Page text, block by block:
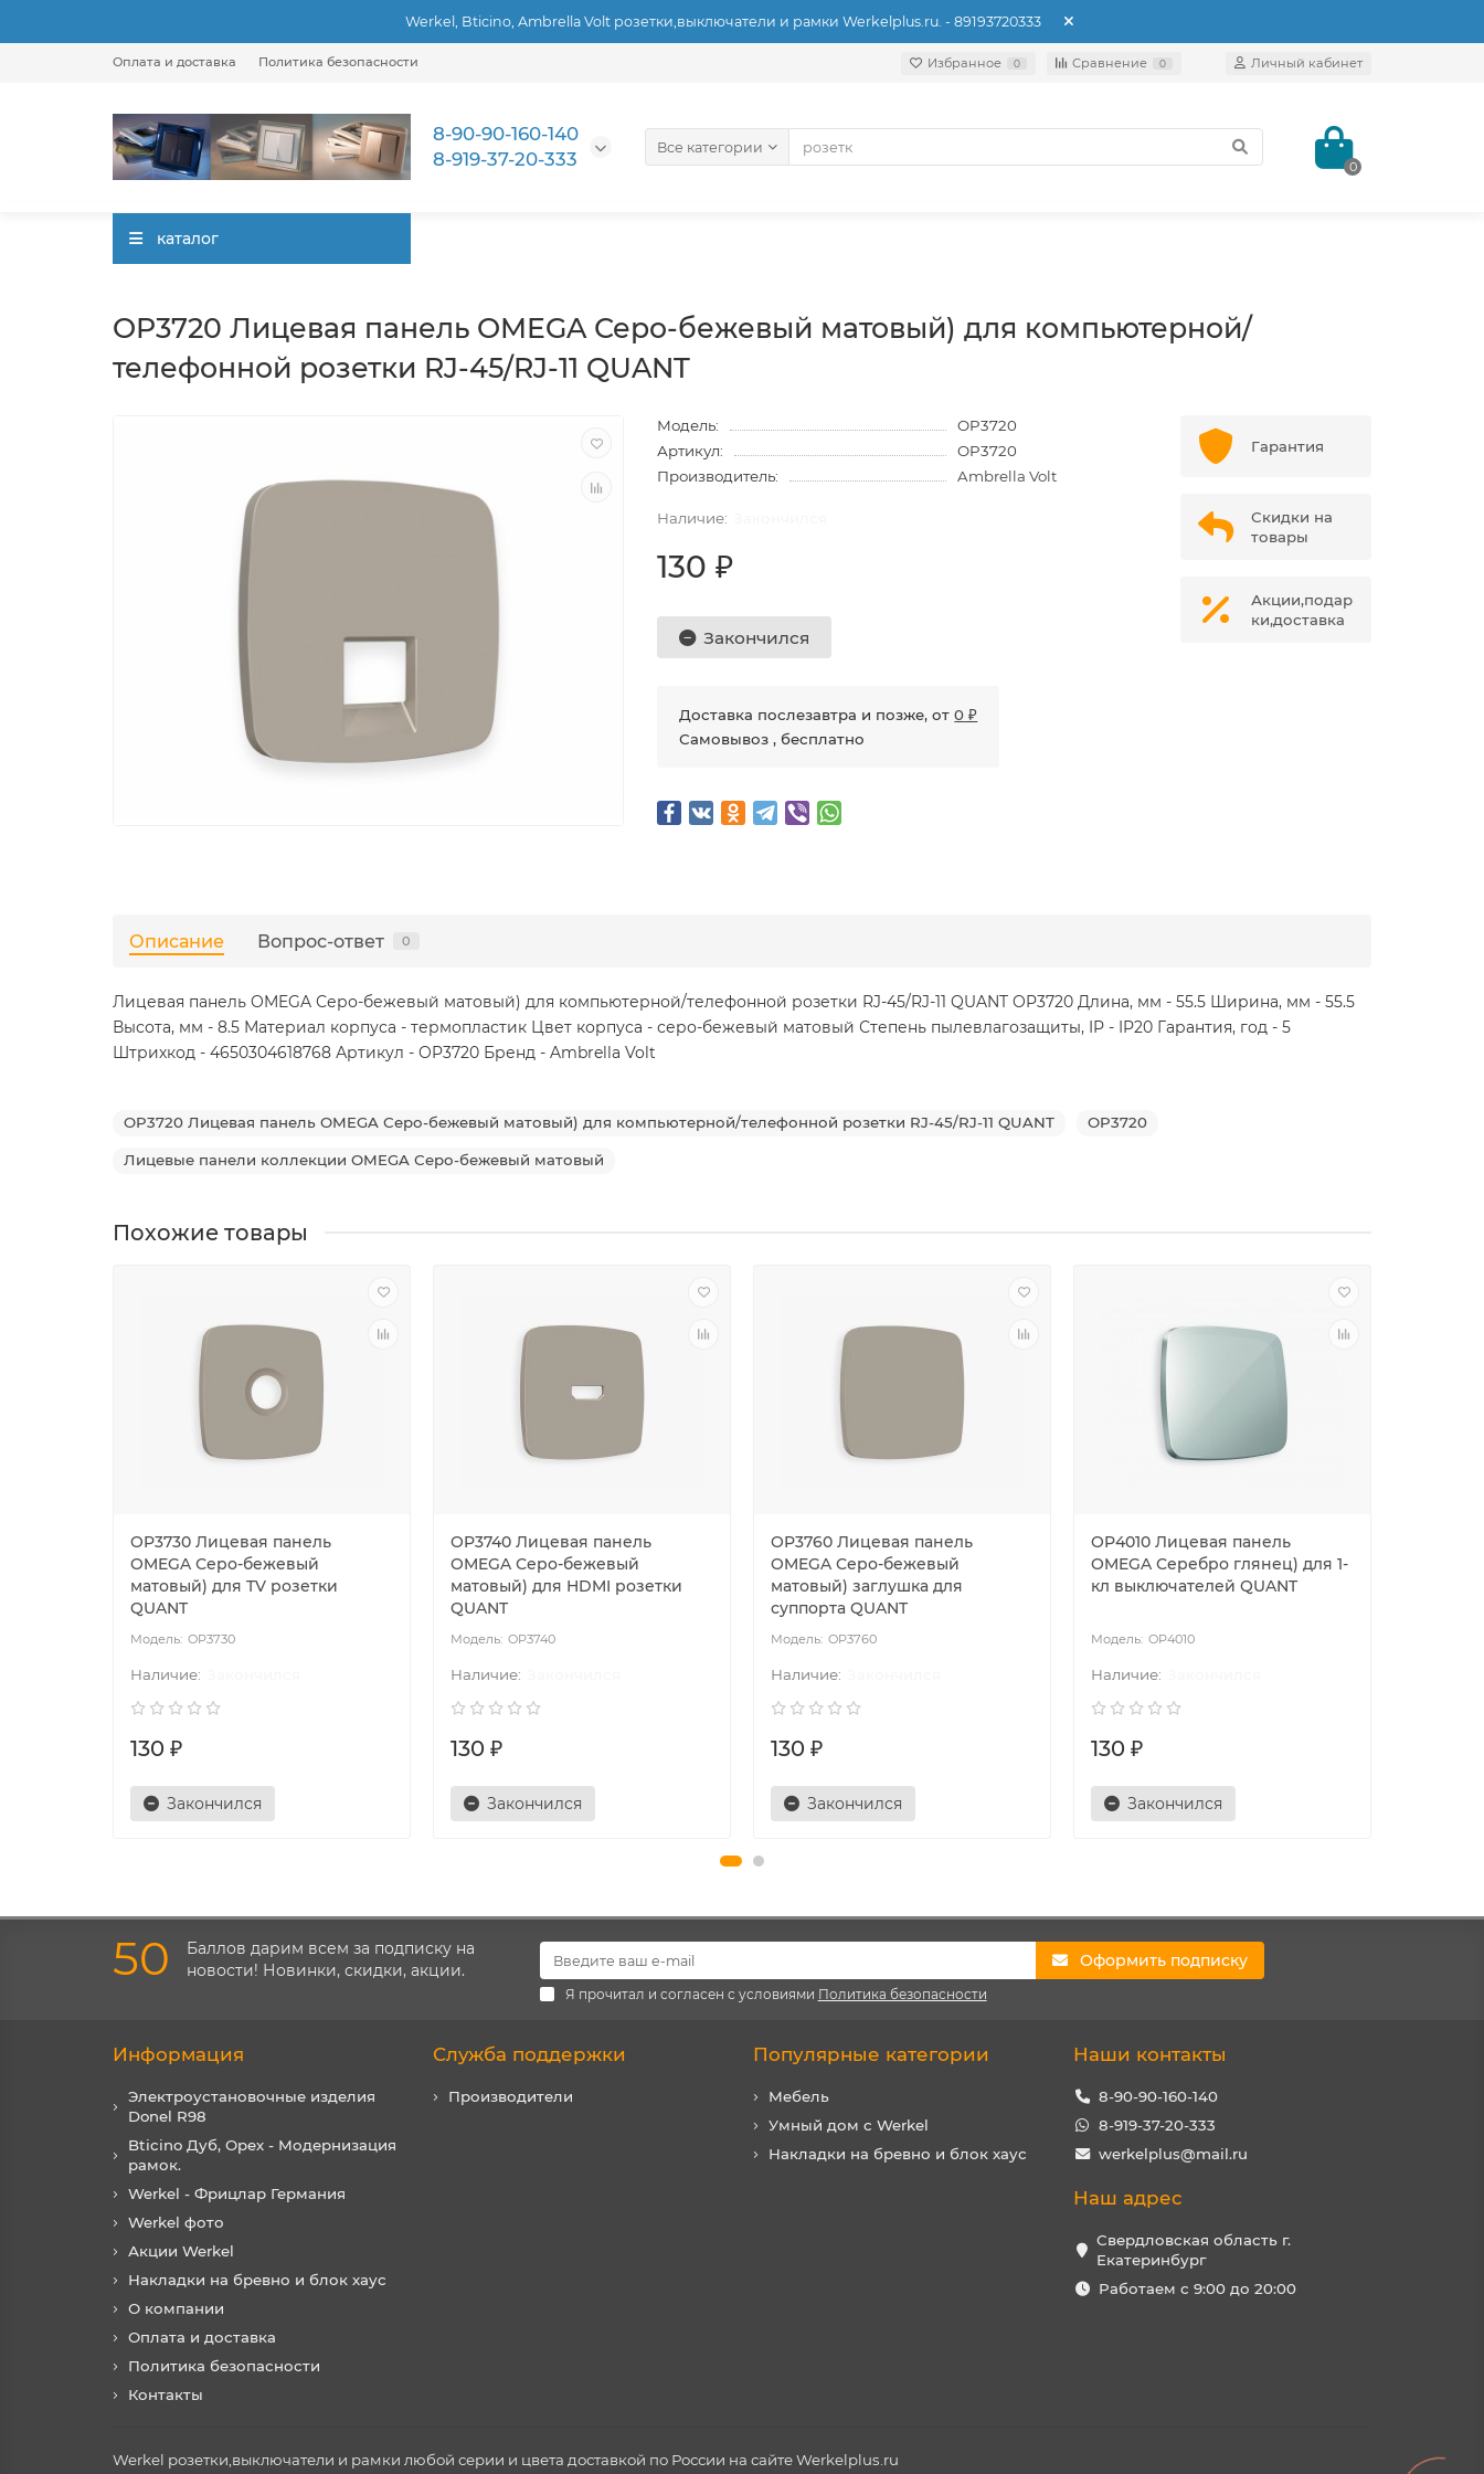
Werkel, Bticino, Ambrella Volt розетки,выключатели и рамки Werkelplus.ru. - 89193720333
Оплата и доставка Политика безопасности Избранное 0 Сравнение 0 Личный кабинет
Все категории
8-90-90-160-140
8-919-37-20-333
0
каталог
OP3720 Лицевая панель OMEGA Серо-бежевый матовый) для компьютерной/
телефонной розетки RJ-45/RJ-11 QUANT
Модель:
OP3720
Артикул:
OP3720
Производитель:
Ambrella Volt
130 ₽
Закончился
Доставка послезавтра и позже, от0 ₽
Самовывоз , бесплатно
Гарантия
Скидки на
товары
Акции,подар
ки,доставка
Описание Вопрос-ответ 0
Лицевая панель OMEGA Серо-бежевый матовый) для компьютерной/телефонной розетки RJ-45/RJ-11 QUANT OP3720 Длина, мм - 55.5 Ширина, мм - 55.5
Высота, мм - 8.5 Материал корпуса - термопластик Цвет корпуса - серо-бежевый матовый Степень пылевлагозащиты, IP - IP20 Гарантия, год - 5
Штрихкод - 4650304618768 Артикул - OP3720 Бренд - Ambrella Volt
OP3720 Лицевая панель OMEGA Серо-бежевый матовый) для компьютерной/телефонной розетки RJ-45/RJ-11 QUANT OP3720
Лицевые панели коллекции OMEGA Серо-бежевый матовый
Похожие товары
OP3730 Лицевая панель
OMEGA Серо-бежевый
матовый) для TV розетки
QUANT
OP3730
130 ₽
Закончился
OP3740 Лицевая панель
OMEGA Серо-бежевый
матовый) для HDMI розетки
QUANT
OP3740
130 ₽
Закончился
OP3760 Лицевая панель
OMEGA Серо-бежевый
матовый) заглушка для
суппорта QUANT
OP3760
130 ₽
Закончился
OP4010 Лицевая панель
OMEGA Серебро глянец) для 1-
кл выключателей QUANT
OP4010
130 ₽
Закончился
50
Баллов дарим всем за подписку на
новости! Новинки, скидки, акции.
Оформить подписку
Я прочитал и согласен с условиями Политика безопасности
Информация
Электроустановочные изделия
Donel R98
Bticino Дуб, Орех - Модернизация
рамок.
Werkel - Фрицлар Германия
Werkel фото
Акции Werkel
Накладки на бревно и блок хаус
О компании
Оплата и доставка
Политика безопасности
Контакты
Служба поддержки
Производители
Популярные категории
Мебель
Умный дом с Werkel
Накладки на бревно и блок хаус
Наши контакты
8-90-90-160-140
8-919-37-20-333
werkelplus@mail.ru
Наш адрес
Свердловская область г.
Екатеринбург
Работаем с 9:00 до 20:00
Werkel розетки,выключатели и рамки любой серии и цвета доставкой по России на сайте Werkelplus.ru